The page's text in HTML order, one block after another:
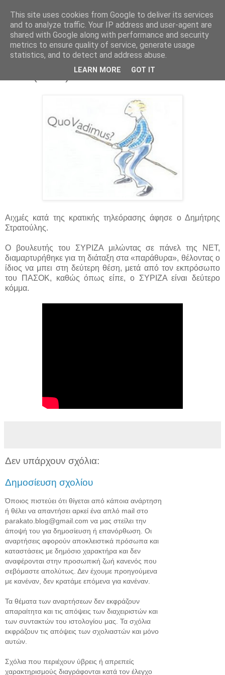
Parakato.gr
Στρατούλης: "Αλλάξτε μου παράθυρο"
Αιχμές κατά της κρατικής τηλεόρασης άφησε ο Δημήτρης
Στρατούλης.
Ο βουλευτής του ΣΥΡΙΖΑ μιλώντας σε πάνελ της ΝΕΤ,
διαμαρτυρήθηκε για τη διάταξη στα «παράθυρα», θέλοντας ο
ίδιος να μπει στη δεύτερη θέση, μετά από τον εκπρόσωπο
του ΠΑΣΟΚ, καθώς όπως είπε, ο ΣΥΡΙΖΑ είναι δεύτερο
κόμμα.
Δεν υπάρχουν σχόλια:
Δημοσίευση σχολίου
Όποιος πιστεύει ότι θίγεται από κάποια ανάρτηση
ή θέλει να απαντήσει αρκεί ένα απλό mail στο
parakato.blog@gmail.com να μας στείλει την
άποψή του για δημοσίευση ή επανόρθωση. Οι
αναρτήσεις αφορούν αποκλειστικά πρόσωπα και
καταστάσεις με δημόσιο χαρακτήρα και δεν
αναφέρονται στην προσωπική ζωή κανενός που
σεβόμαστε απολύτως. Δεν έχουμε προηγούμενα
με κανέναν, δεν κρατάμε επόμενα για κανέναν.
Τα θέματα των αναρτήσεων δεν εκφράζουν
απαραίτητα και τις απόψεις των διαχειριστών και
των συντακτών του ιστολογίου μας. Τα σχόλια
εκφράζουν τις απόψεις των σχολιαστών και μόνο
αυτών.
Σχόλια που περιέχουν ύβρεις ή απρεπείς
χαρακτηρισμούς διαγράφονται κατά τον έλεγχο
This site uses cookies from Google to deliver its services
and to analyze traffic. Your IP address and user-agent are
shared with Google along with performance and security
metrics to ensure quality of service, generate usage
statistics, and to detect and address abuse.
LEARN MORE GOT IT